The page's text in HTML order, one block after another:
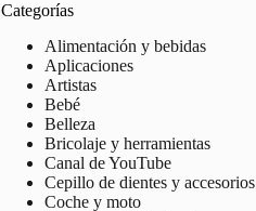
Categorías
Alimentación y bebidas
Aplicaciones
Artistas
Bebé
Belleza
Bricolaje y herramientas
Canal de YouTube
Cepillo de dientes y accesorios
Coche y moto